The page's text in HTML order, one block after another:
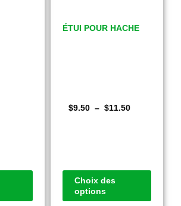
ÉTUI POUR HACHE
$9.50 – $11.50
Choix des
options